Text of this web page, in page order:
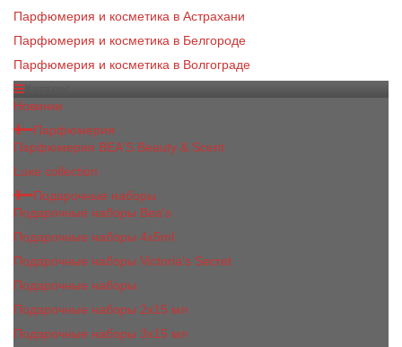
Парфюмерия и косметика в Астрахани
Парфюмерия и косметика в Белгороде
Парфюмерия и косметика в Волгограде
Новинки
Парфюмерия
Парфюмерия BEA'S Beauty & Scent
Luxe collection
Подарочные наборы
Подарочные наборы Bea's
Подарочные наборы 4х5ml
Подарочные наборы Victoria's Secret
Подарочные наборы
Подарочные наборы 2x15 мл
Подарочные наборы 3х15 мл